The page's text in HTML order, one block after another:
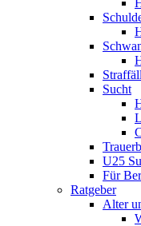
Sucht
U25
Für
Ratgeber
Alter